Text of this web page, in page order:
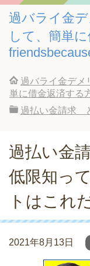
過バライ金
して、簡単
過バライ金デメ
単に借金返済する
過払い金請求
過払い金
低限知っ
トはこれ
2021年8月13日